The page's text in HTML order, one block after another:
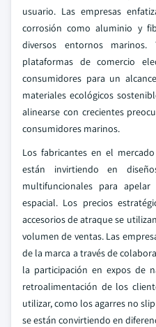
usuario. Las empresas
corrosión como aluminio y
diversos entornos marinos.
plataformas de comercio
consumidores para un
materiales ecológicos
alinearse con crecientes
consumidores marinos.
Los fabricantes en el
están invirtiendo en
multifuncionales para
espacial. Los precios
accesorios de atraque se
volumen de ventas. Las
de la marca a través de
la participación en expos de
retroalimentación de los
utilizar, como los agarres no
se están convirtiendo en